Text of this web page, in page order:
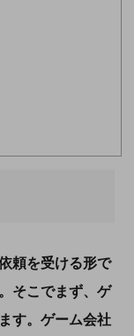
頼を受ける形で
そこでまず、ゲ
す。ゲーム会社